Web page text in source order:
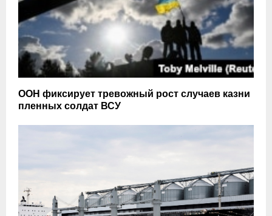
ООН фиксирует тревожный рост случаев казни
пленных солдат ВСУ